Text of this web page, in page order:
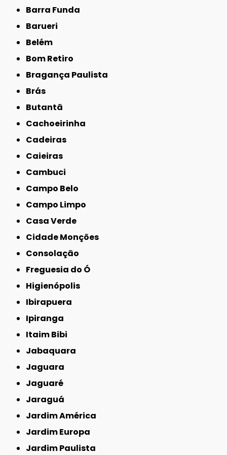
Barra Funda
Barueri
Belém
Bom Retiro
Bragança Paulista
Brás
Butantã
Cachoeirinha
Cadeiras
Caieiras
Cambuci
Campo Belo
Campo Limpo
Casa Verde
Cidade Monções
Consolação
Freguesia do Ó
Higienópolis
Ibirapuera
Ipiranga
Itaim Bibi
Jabaquara
Jaguara
Jaguaré
Jaraguá
Jardim América
Jardim Europa
Jardim Paulista